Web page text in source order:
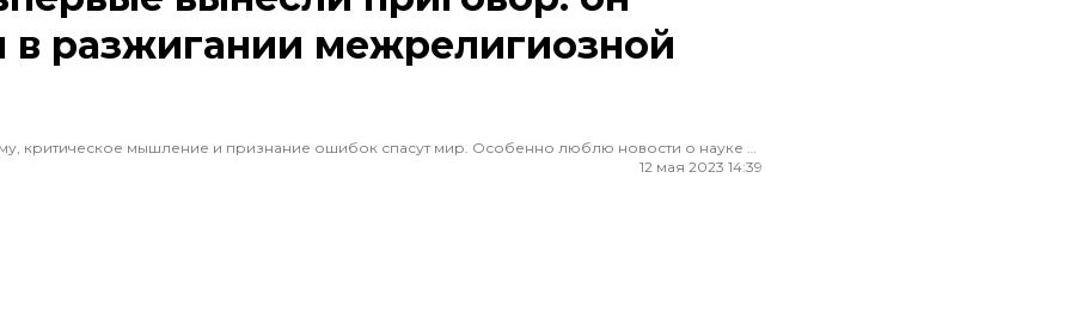
в разжигании межрелигиозной
Редактор ленты новостей hromadske. Считаю, что уважение к каждому, критическое мышление и признание ошибок спасут мир. Особенно люблю новости о науке и космос
12 мая 2023 14:39